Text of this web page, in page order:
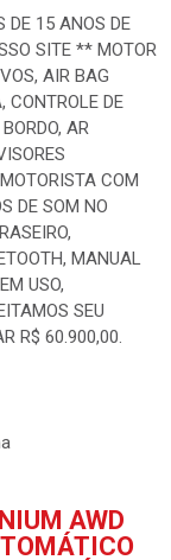
15 ANOS DE
SITE ** MOTOR
AIR BAG
CONTROLE DE
AR
COM
DE SOM NO
MANUAL
USO,
SEU
R$ 60.900,00.
AWD